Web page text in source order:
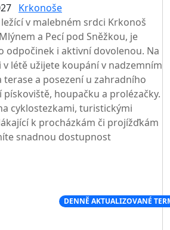
Krkonoše
v malebném srdci Krkonoš
a Pecí pod Sněžkou, je
odpočinek i aktivní dovolenou. Na
v létě užijete koupání v nadzemním
terase a posezení u zahradního
houpačku a prolézačky.
cyklostezkami, turistickými
k procházkám či projížďkám
snadnou dostupnost
DENNĚ AKTUALIZOVANÉ